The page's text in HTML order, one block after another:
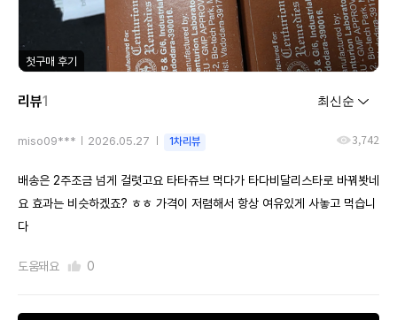
첫구매 후기
리뷰1
miso09*** 2026.05.27 1차리뷰 3,742
배송은 2주조금 넘게 걸렷고요 타타쥬브 먹다가 타다비달리스타로 바꿔봣네
요 효과는 비슷하겠죠? ㅎㅎ 가격이 저렴해서 항상 여유있게 사놓고 먹습니
다
도움돼요 0